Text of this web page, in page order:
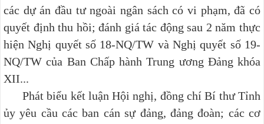
các dự án đầu tư ngoài ngân sách có vi phạm, đã có
quyết định thu hồi; đánh giá tác động sau 2 năm thực
hiện Nghị quyết số 18-NQ/TW và Nghị quyết số 19-
NQ/TW của Ban Chấp hành Trung ương Đảng khóa
XII...
Phát biểu kết luận Hội nghị, đồng chí Bí thư Tỉnh
ủy yêu cầu các ban cán sự đảng, đảng đoàn; các cơ